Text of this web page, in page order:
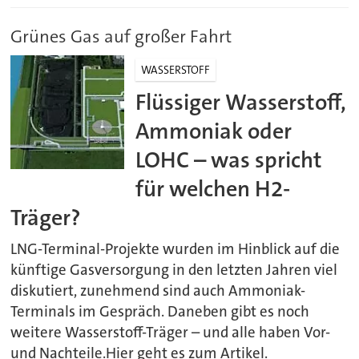
Grünes Gas auf großer Fahrt
WASSERSTOFF
Flüssiger Wasserstoff,
Ammoniak oder
LOHC – was spricht
für welchen H2-
Träger?
LNG-Terminal-Projekte wurden im Hinblick auf die
künftige Gasversorgung in den letzten Jahren viel
diskutiert, zunehmend sind auch Ammoniak-
Terminals im Gespräch. Daneben gibt es noch
weitere Wasserstoff-Träger – und alle haben Vor-
und Nachteile.Hier geht es zum Artikel.